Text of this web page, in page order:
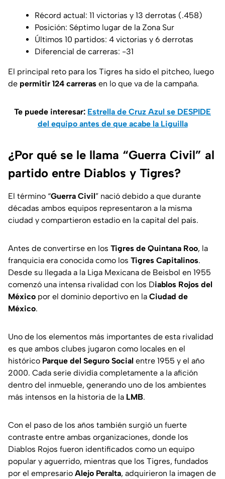
Récord actual: 11 victorias y 13 derrotas (.458)
Posición: Séptimo lugar de la Zona Sur
Últimos 10 partidos: 4 victorias y 6 derrotas
Diferencial de carreras: -31
El principal reto para los Tigres ha sido el pitcheo, luego
de permitir 124 carreras en lo que va de la campaña.
Te puede interesar: Estrella de Cruz Azul se DESPIDE
del equipo antes de que acabe la Liguilla
¿Por qué se le llama “Guerra Civil” al
partido entre Diablos y Tigres?
El término “Guerra Civil” nació debido a que durante
décadas ambos equipos representaron a la misma
ciudad y compartieron estadio en la capital del país.
Antes de convertirse en los Tigres de Quintana Roo, la
franquicia era conocida como los Tigres Capitalinos.
Desde su llegada a la Liga Mexicana de Beisbol en 1955
comenzó una intensa rivalidad con los Diablos Rojos del
México por el dominio deportivo en la Ciudad de
México.
Uno de los elementos más importantes de esta rivalidad
es que ambos clubes jugaron como locales en el
histórico Parque del Seguro Social entre 1955 y el año
2000. Cada serie dividía completamente a la afición
dentro del inmueble, generando uno de los ambientes
más intensos en la historia de la LMB.
Con el paso de los años también surgió un fuerte
contraste entre ambas organizaciones, donde los
Diablos Rojos fueron identificados como un equipo
popular y aguerrido, mientras que los Tigres, fundados
por el empresario Alejo Peralta, adquirieron la imagen de